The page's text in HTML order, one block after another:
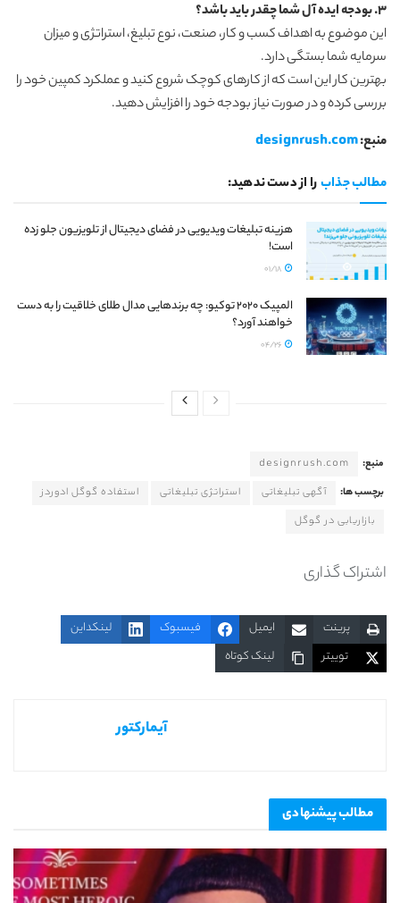
3. بودجه ایده آل شما چقدر باید باشد؟
این موضوع به اهداف کسب و کار، صنعت، نوع تبلیغ، استراتژی و میزان
سرمایه شما بستگی دارد.
بهترین کار این است که از کارهای کوچک شروع کنید و عملکرد کمپین خود را
بررسی کرده و در صورت نیاز بودجه خود را افزایش دهید.
منبع:designrush.com
را از دست ندهید:مطالب جذاب
هزینه تبلیغات ویدیویی در فضای دیجیتال از تلویزیون جلو زده
است!
المپیک 2020 توکیو: چه برند‌هایی مدال طلای خلاقیت را به دست
خواهند آورد؟
منبع:
designrush.com
برچسب ها:
آگهی تبلیغاتی استراتژی تبلیغاتی
استفاده گوگل ادوردز
بازاریابی در گوگل
اشتراک گذاری
پرینت ایمیل فیسبوک
لینکداین
توییتر
لینک کوتاه
آیمارکتور
مطالبپیشنهادی